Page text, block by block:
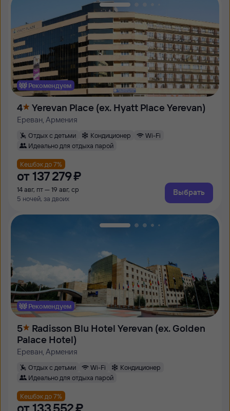
Рекомендуем
4 Yerevan Place (ex. Hyatt Place Yerevan)
Ереван, Армения
Отдых с детьми Кондиционер
Wi-Fi
Идеально для отдыха парой
Кешбэк до 7%
от 137 ⁠279 ⁠₽
14 авг, пт — 19 авг, ср
5 ночей, за двоих
Выбрать
Рекомендуем
5
Radisson Blu Hotel Yerevan (ex. Golden
Palace Hotel)
Ереван, Армения
Отдых с детьми Wi-Fi
Кондиционер
Идеально для отдыха парой
Кешбэк до 7%
от 133 ⁠552 ⁠₽